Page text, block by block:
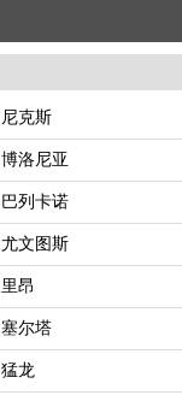
尼克斯
博洛尼亚
巴列卡诺
尤文图斯
里昂
塞尔塔
猛龙